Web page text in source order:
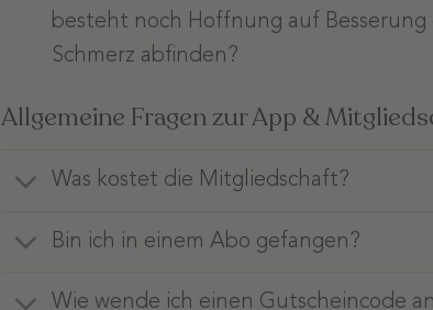
besteht noch Hoffnung auf Besserung
Schmerz abfinden?
Allgemeine Fragen zur App &
Was kostet die Mitgliedschaft?
Bin ich in einem Abo gefangen?
Wie wende ich einen Gutscheincode